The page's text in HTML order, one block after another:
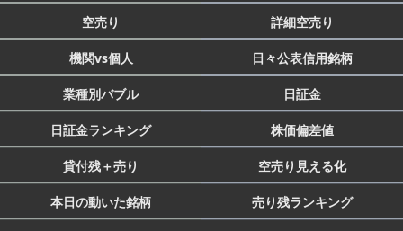
空売り 詳細空売り
機関vs個人 日々公表信用銘柄
業種別バブル 日証金
日証金ランキング 株価偏差値
貸付残＋売り 空売り見える化
本日の動いた銘柄 売り残ランキング